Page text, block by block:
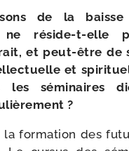
de la
ne réside-​t-​elle
et peut-​être de
et
les sémi­naires
?
la for­ma­tion des